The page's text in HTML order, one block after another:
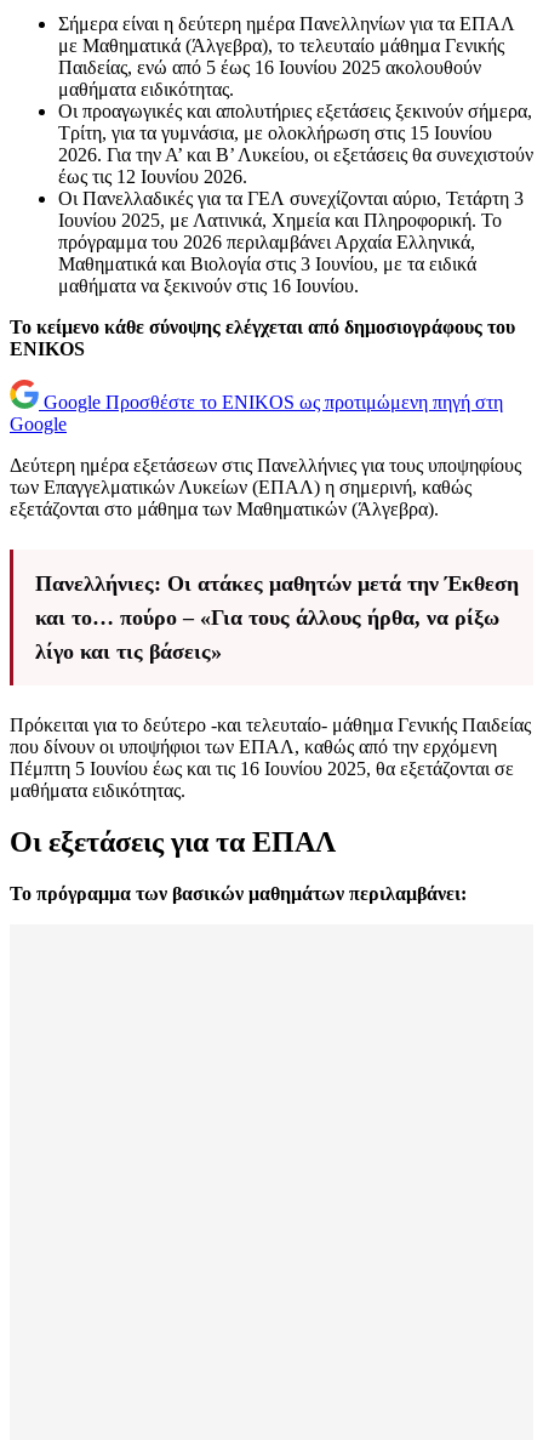
Σήμερα είναι η δεύτερη ημέρα Πανελληνίων για τα ΕΠΑΛ
με Μαθηματικά (Άλγεβρα), το τελευταίο μάθημα Γενικής
Παιδείας, ενώ από 5 έως 16 Ιουνίου 2025 ακολουθούν
μαθήματα ειδικότητας.
Οι προαγωγικές και απολυτήριες εξετάσεις ξεκινούν σήμερα,
Τρίτη, για τα γυμνάσια, με ολοκλήρωση στις 15 Ιουνίου
2026. Για την Α’ και Β’ Λυκείου, οι εξετάσεις θα συνεχιστούν
έως τις 12 Ιουνίου 2026.
Οι Πανελλαδικές για τα ΓΕΛ συνεχίζονται αύριο, Τετάρτη 3
Ιουνίου 2025, με Λατινικά, Χημεία και Πληροφορική. Το
πρόγραμμα του 2026 περιλαμβάνει Αρχαία Ελληνικά,
Μαθηματικά και Βιολογία στις 3 Ιουνίου, με τα ειδικά
μαθήματα να ξεκινούν στις 16 Ιουνίου.
Το κείμενο κάθε σύνοψης ελέγχεται από δημοσιογράφους του
ENIKOS
Google Προσθέστε το ENIKOS ως προτιμώμενη πηγή στη
Google
Δεύτερη ημέρα εξετάσεων στις Πανελλήνιες για τους υποψηφίους
των Επαγγελματικών Λυκείων (ΕΠΑΛ) η σημερινή, καθώς
εξετάζονται στο μάθημα των Μαθηματικών (Άλγεβρα).
Πανελλήνιες: Οι ατάκες μαθητών μετά την Έκθεση
και το… πούρο – «Για τους άλλους ήρθα, να ρίξω
λίγο και τις βάσεις»
Πρόκειται για το δεύτερο -και τελευταίο- μάθημα Γενικής Παιδείας
που δίνουν οι υποψήφιοι των ΕΠΑΛ, καθώς από την ερχόμενη
Πέμπτη 5 Ιουνίου έως και τις 16 Ιουνίου 2025, θα εξετάζονται σε
μαθήματα ειδικότητας.
Οι εξετάσεις για τα ΕΠΑΛ
Το πρόγραμμα των βασικών μαθημάτων περιλαμβάνει: